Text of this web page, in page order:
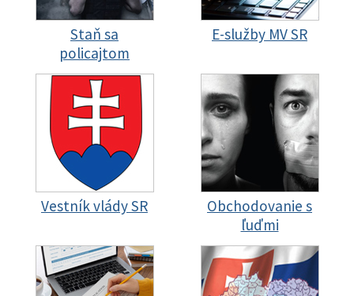
Staň sa
policajtom
E-služby MV SR
Vestník vlády SR
Obchodovanie s
ľuďmi